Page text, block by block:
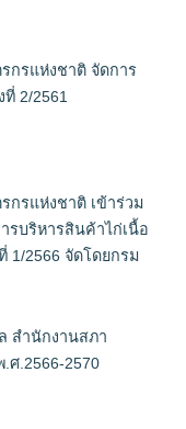
กรแห่งชาติ จัดการ
2/2561
กรแห่งชาติ เข้าร่วม
บริหารสินค้าไก่เนื้อ
2566 จัดโดยกรม
สำนักงานสภา
ศ.2566-2570